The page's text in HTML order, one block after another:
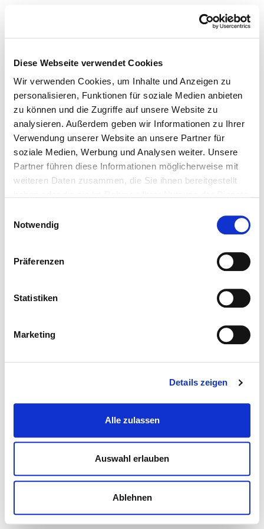
Diese Webseite verwendet Cookies
Wir verwenden Cookies, um Inhalte und Anzeigen zu
personalisieren, Funktionen für soziale Medien anbieten
zu können und die Zugriffe auf unsere Website zu
analysieren. Außerdem geben wir Informationen zu Ihrer
Verwendung unserer Website an unsere Partner für
soziale Medien, Werbung und Analysen weiter. Unsere
Partner führen diese Informationen möglicherweise mit
weiteren Daten zusammen, die Sie ihnen bereitgestellt
Notwendig
Präferenzen
Statistiken
Marketing
Details zeigen
Alle zulassen
Auswahl erlauben
Ablehnen